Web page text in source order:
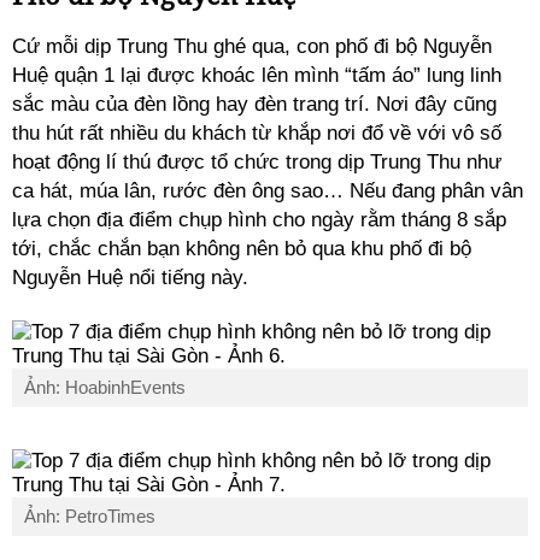
Cứ mỗi dịp Trung Thu ghé qua, con phố đi bộ Nguyễn
Huệ quận 1 lại được khoác lên mình “tấm áo” lung linh
sắc màu của đèn lồng hay đèn trang trí. Nơi đây cũng
thu hút rất nhiều du khách từ khắp nơi đổ về với vô số
hoạt động lí thú được tổ chức trong dịp Trung Thu như
ca hát, múa lân, rước đèn ông sao… Nếu đang phân vân
lựa chọn địa điểm chụp hình cho ngày rằm tháng 8 sắp
tới, chắc chắn bạn không nên bỏ qua khu phố đi bộ
Nguyễn Huệ nổi tiếng này.
Ảnh: HoabinhEvents
Ảnh: PetroTimes